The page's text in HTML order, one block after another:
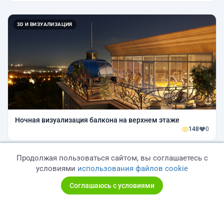
3D И ВИЗУАЛИЗАЦИЯ
Ночная визуализация балкона на верхнем этаже
148 0
3D И ВИЗУАЛИЗАЦИЯ
Продолжая пользоваться сайтом, вы соглашаетесь с
условиями использования файлов cookie
Соглашаюсь с условиями